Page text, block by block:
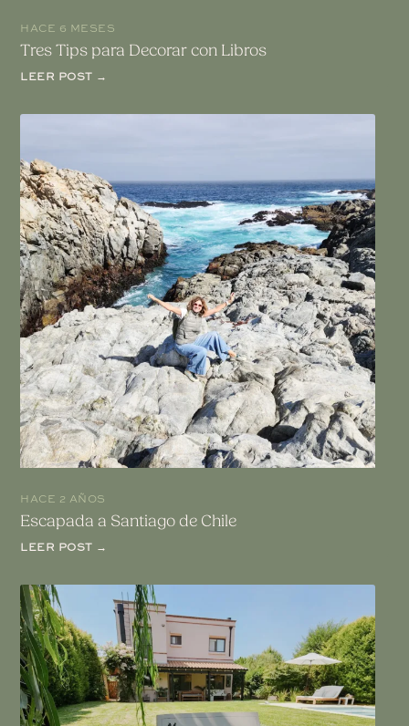
HACE 6 MESES
Tres Tips para Decorar con Libros
LEER POST →
HACE 2 AÑOS
Escapada a Santiago de Chile
LEER POST →